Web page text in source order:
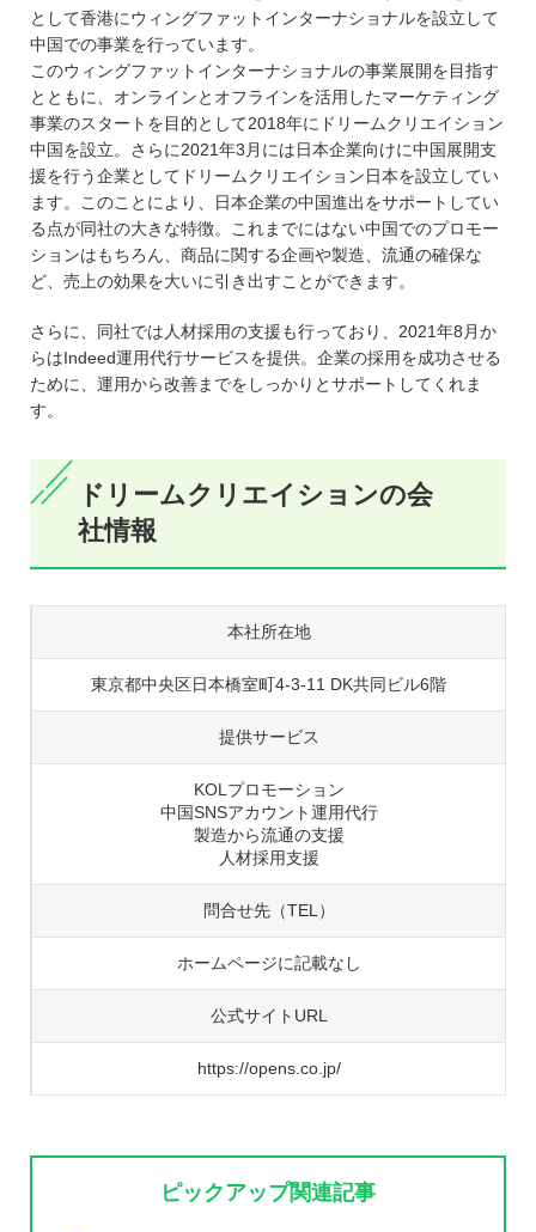
として香港にウィングファットインターナショナルを設立して
中国での事業を行っています。
このウィングファットインターナショナルの事業展開を目指す
とともに、オンラインとオフラインを活用したマーケティング
事業のスタートを目的として2018年にドリームクリエイション
中国を設立。さらに2021年3月には日本企業向けに中国展開支
援を行う企業としてドリームクリエイション日本を設立してい
ます。このことにより、日本企業の中国進出をサポートしてい
る点が同社の大きな特徴。これまでにはない中国でのプロモー
ションはもちろん、商品に関する企画や製造、流通の確保な
ど、売上の効果を大いに引き出すことができます。
さらに、同社では人材採用の支援も行っており、2021年8月か
らはIndeed運用代行サービスを提供。企業の採用を成功させる
ために、運用から改善までをしっかりとサポートしてくれま
す。
ドリームクリエイションの会
社情報
本社所在地
東京都中央区日本橋室町4-3-11 DK共同ビル6階
提供サービス
KOLプロモーション
中国SNSアカウント運用代行
製造から流通の支援
人材採用支援
問合せ先（TEL）
ホームページに記載なし
公式サイトURL
https://opens.co.jp/
ピックアップ関連記事